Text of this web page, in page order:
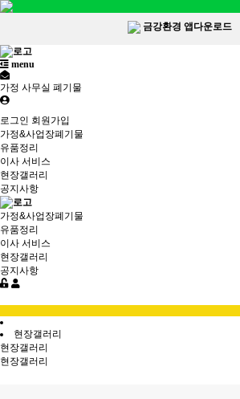
금강환경 앱다운로드
menu
가정 사무실 폐기물
로그인 회원가입
가정&사업장폐기물
유품정리
이사 서비스
현장갤러리
공지사항
가정&사업장폐기물
유품정리
이사 서비스
현장갤러리
공지사항
현장갤러리
현장갤러리
현장갤러리